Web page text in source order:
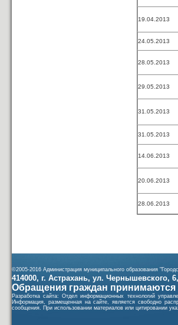
19.04.2013
24.05.2013
28.05.2013
29.05.2013
31.05.2013
31.05.2013
14.06.2013
20.06.2013
28.06.2013
©2005-2016 Администрация муниципального образования
414000, г. Астрахань, ул. Чернышевского,
Обращения граждан
Разработка сайта: Отдел информационных технологий
Информация, размещенная на сайте, является свободно
сообщения. При использовании материалов или цитировании